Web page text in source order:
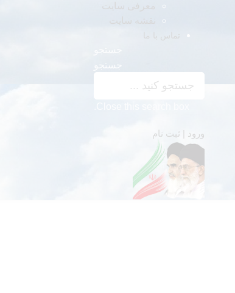
معرفی سایت
تماس با ما
جستجو
ورود | ثبت نام